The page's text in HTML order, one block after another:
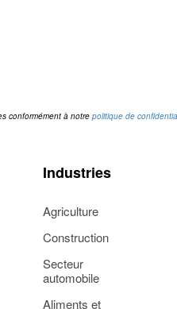
conformément à notre politique de
Industries
Agriculture
Construction
Secteur
automobile
Aliments et